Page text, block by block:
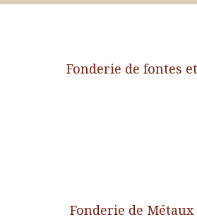
Fonderie de fontes
Fonderie de